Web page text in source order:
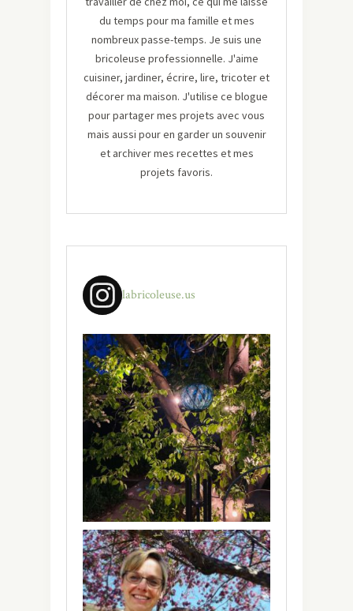
du temps pour ma famille et mes
nombreux passe-temps. Je suis une
bricoleuse professionnelle. J'aime
cuisiner, jardiner, écrire, lire, tricoter et
décorer ma maison. J'utilise ce blogue
pour partager mes projets avec vous
mais aussi pour en garder un souvenir
et archiver mes recettes et mes
projets favoris.
labricoleuse.us